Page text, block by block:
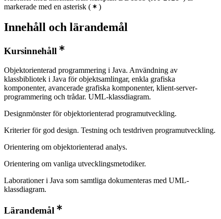
markerade med en asterisk ( )
Innehåll och lärandemål
Kursinnehåll
Objektorienterad programmering i Java. Användning av
klassbibliotek i Java för objektsamlingar, enkla grafiska
komponenter, avancerade grafiska komponenter, klient-server-
programmering och trådar. UML-klassdiagram.
Designmönster för objektorienterad programutveckling.
Kriterier för god design. Testning och testdriven programutveckling.
Orientering om objektorienterad analys.
Orientering om vanliga utvecklingsmetodiker.
Laborationer i Java som samtliga dokumenteras med UML-
klassdiagram.
Lärandemål